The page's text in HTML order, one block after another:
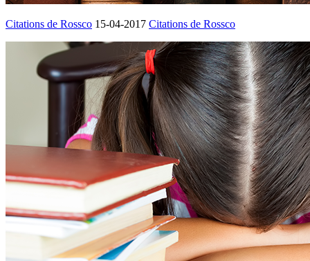
Citations de Rossco 15-04-2017 Citations de Rossco